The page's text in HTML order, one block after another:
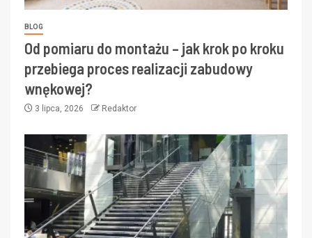
BLOG
Od pomiaru do montażu – jak krok po kroku
przebiega proces realizacji zabudowy
wnękowej?
3 lipca, 2026 Redaktor